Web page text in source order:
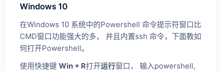
Windows 10
在Windows 10 系统中的Powershell 命令提示符窗口比
CMD窗口功能强大的多， 并且内置ssh 命令，下面教如
何打开Powershell。
使用快捷键 Win + R打开运行窗口， 输入powershell,